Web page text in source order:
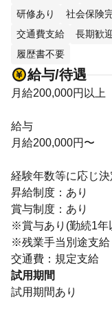
研修あり
社会保険
交通費支給
長期歓
履歴書不要
給与/待遇
月給200,000円以上
給与
月給200,000円〜
経験年数等に応じ決
昇給制度：あり
賞与制度：あり
※賞与あり(勤続1年
※残業手当別途支給
交通費：規定支給
試用期間
試用期間あり